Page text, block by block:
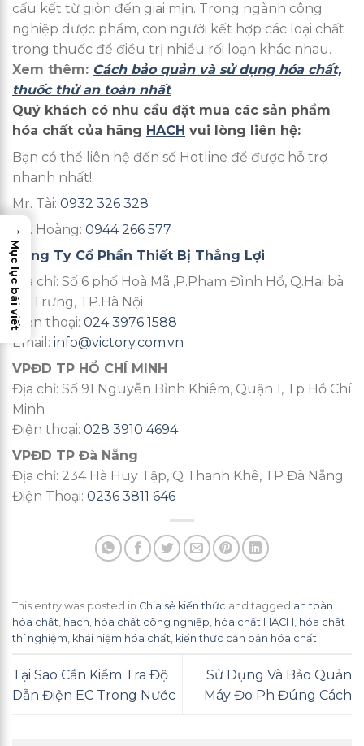
cấu kết từ giòn đến giai mịn. Trong ngành công
nghiệp dược phẩm, con người kết hợp các loại chất
trong thuốc để điều trị nhiều rối loạn khác nhau.
Xem thêm: Cách bảo quản và sử dụng hóa chất,
thuốc thử an toàn nhất
Quý khách có nhu cầu đặt mua các sản phẩm
hóa chất của hãng HACH vui lòng liên hệ:
Bạn có thể liên hệ đến số Hotline để được hỗ trợ
nhanh nhất!
Mr. Tài: 0932 326 328
Mr. Hoàng: 0944 266 577
Công Ty Cổ Phần Thiết Bị Thắng Lợi
Địa chỉ: Số 6 phố Hoà Mã ,P.Phạm Đình Hổ, Q.Hai bà
Bà Trưng, TP.Hà Nội
Điện thoại: 024 3976 1588
Email: info@victory.com.vn
VPĐD TP HỒ CHÍ MINH
Địa chỉ: Số 91 Nguyễn Bỉnh Khiêm, Quận 1, Tp Hồ Chí
Minh
Điện thoại: 028 3910 4694
VPĐD TP Đà Nẵng
Địa chỉ: 234 Hà Huy Tập, Q Thanh Khê, TP Đà Nẵng
Điện Thoại: 0236 3811 646
This entry was posted in Chia sẻ kiến thức and tagged an toàn
hóa chất hach hóa chất công nghiệp hóa chất HACH hóa chất
thí nghiệm khái niệm hóa chất kiến thức căn bản hóa chất
Tại Sao Cần Kiểm Tra Độ
Dẫn Điện EC Trong Nước
Sử Dụng Và Bảo Quản
Máy Đo Ph Đúng Cách
→
Mục lục bài viết